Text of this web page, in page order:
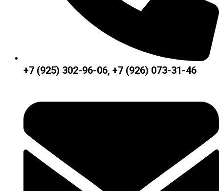
+7 (925) 302-96-06, +7 (926) 073-31-46